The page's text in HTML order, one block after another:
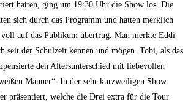
hatten, ging um 19:30 Uhr die Show los. Die
sich durch das Programm und hatten merklich
auf das Publikum übertrug. Man merkte Eddi
seit der Schulzeit kennen und mögen. Tobi, als das
den Altersunterschied mit liebevollen
Männer“. In der sehr kurzweiligen Show
präsentiert, welche die Drei extra für die Tour